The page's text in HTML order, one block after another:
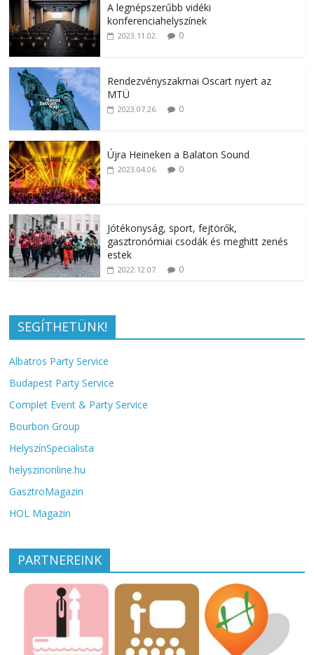
A legnépszerűbb vidéki
konferenciahelyszínek
2023.11.02. 0
Rendezvényszakmai Oscart nyert az
MTÜ
2023.07.26. 0
Újra Heineken a Balaton Sound
2023.04.06. 0
Jótékonyság, sport, fejtörők,
gasztronómiai csodák és meghitt zenés
estek
2022.12.07. 0
SEGÍTHETÜNK!
Albatros Party Service
Budapest Party Service
Complet Event & Party Service
Bourbon Group
HelyszínSpecialista
helyszinonline.hu
GasztroMagazin
HOL Magazin
PARTNEREINK